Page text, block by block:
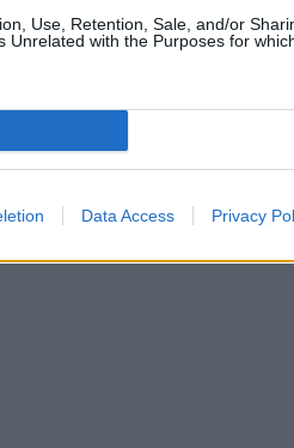
Use, Retention, Sale, and/or
Unrelated with the Purposes for
Data Access Privacy
INICIO